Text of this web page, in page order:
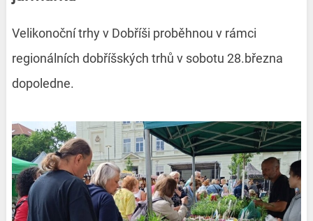
Velikonoční trhy v Dobříši proběhnou v rámci
regionálních dobříšských trhů v sobotu 28.března
dopoledne.